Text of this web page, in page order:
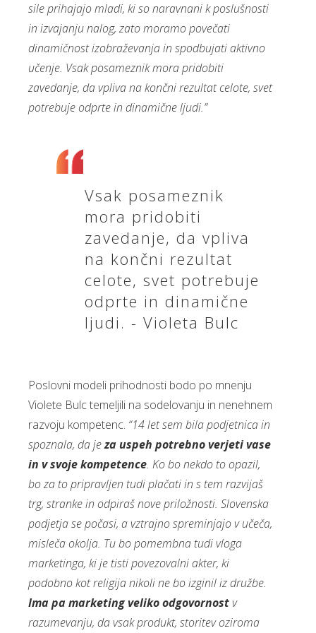
sile prihajajo mladi, ki so naravnani k poslušnosti
in izvajanju nalog, zato moramo povečati
dinamičnost izobraževanja in spodbujati aktivno
učenje. Vsak posameznik mora pridobiti
zavedanje, da vpliva na končni rezultat celote, svet
potrebuje odprte in dinamične ljudi.”
Vsak posameznik
mora pridobiti
zavedanje, da vpliva
na končni rezultat
celote, svet potrebuje
odprte in dinamične
ljudi. - Violeta Bulc
Poslovni modeli prihodnosti bodo po mnenju
Violete Bulc temeljili na sodelovanju in nenehnem
razvoju kompetenc. “14 let sem bila podjetnica in
spoznala, da jeza uspeh potrebno verjeti vase
in v svoje kompetence. Ko bo nekdo to opazil,
bo za to pripravljen tudi plačati in s tem razvijaš
trg, stranke in odpiraš nove priložnosti. Slovenska
podjetja se počasi, a vztrajno spreminjajo v učeča,
misleča okolja. Tu bo pomembna tudi vloga
marketinga, ki je tisti povezovalni akter, ki
podobno kot religija nikoli ne bo izginil iz družbe.
Ima pa marketing veliko odgovornostv
razumevanju, da vsak produkt, storitev oziroma